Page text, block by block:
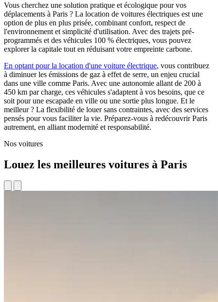
Vous cherchez une solution pratique et écologique pour vos
déplacements à Paris ? La location de voitures électriques est une
option de plus en plus prisée, combinant confort, respect de
l'environnement et simplicité d'utilisation. Avec des trajets pré-
programmés et des véhicules 100 % électriques, vous pouvez
explorer la capitale tout en réduisant votre empreinte carbone.
En optant pour la location d'une voiture électrique, vous contribuez
à diminuer les émissions de gaz à effet de serre, un enjeu crucial
dans une ville comme Paris. Avec une autonomie allant de 200 à
450 km par charge, ces véhicules s'adaptent à vos besoins, que ce
soit pour une escapade en ville ou une sortie plus longue. Et le
meilleur ? La flexibilité de louer sans contraintes, avec des services
pensés pour vous faciliter la vie. Préparez-vous à redécouvrir Paris
autrement, en alliant modernité et responsabilité.
Nos voitures
Louez les meilleures voitures à Paris